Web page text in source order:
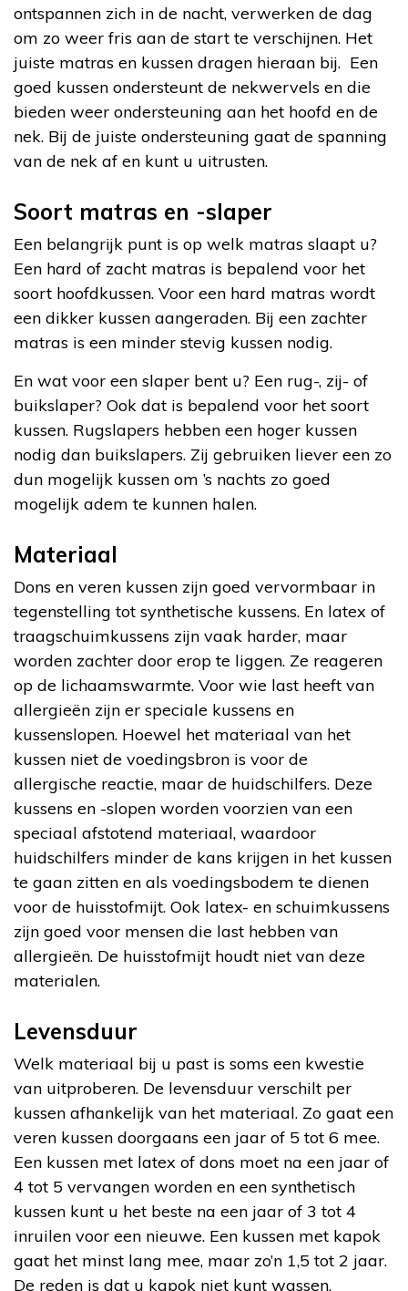
ontspannen zich in de nacht, verwerken de dag
om zo weer fris aan de start te verschijnen. Het
juiste matras en kussen dragen hieraan bij. Een
goed kussen ondersteunt de nekwervels en die
bieden weer ondersteuning aan het hoofd en de
nek. Bij de juiste ondersteuning gaat de spanning
van de nek af en kunt u uitrusten.
Soort matras en -slaper
Een belangrijk punt is op welk matras slaapt u?
Een hard of zacht matras is bepalend voor het
soort hoofdkussen. Voor een hard matras wordt
een dikker kussen aangeraden. Bij een zachter
matras is een minder stevig kussen nodig.
En wat voor een slaper bent u? Een rug-, zij- of
buikslaper? Ook dat is bepalend voor het soort
kussen. Rugslapers hebben een hoger kussen
nodig dan buikslapers. Zij gebruiken liever een zo
dun mogelijk kussen om ’s nachts zo goed
mogelijk adem te kunnen halen.
Materiaal
Dons en veren kussen zijn goed vervormbaar in
tegenstelling tot synthetische kussens. En latex of
traagschuimkussens zijn vaak harder, maar
worden zachter door erop te liggen. Ze reageren
op de lichaamswarmte. Voor wie last heeft van
allergieën zijn er speciale kussens en
kussenslopen. Hoewel het materiaal van het
kussen niet de voedingsbron is voor de
allergische reactie, maar de huidschilfers. Deze
kussens en -slopen worden voorzien van een
speciaal afstotend materiaal, waardoor
huidschilfers minder de kans krijgen in het kussen
te gaan zitten en als voedingsbodem te dienen
voor de huisstofmijt. Ook latex- en schuimkussens
zijn goed voor mensen die last hebben van
allergieën. De huisstofmijt houdt niet van deze
materialen.
Levensduur
Welk materiaal bij u past is soms een kwestie
van uitproberen. De levensduur verschilt per
kussen afhankelijk van het materiaal. Zo gaat een
veren kussen doorgaans een jaar of 5 tot 6 mee.
Een kussen met latex of dons moet na een jaar of
4 tot 5 vervangen worden en een synthetisch
kussen kunt u het beste na een jaar of 3 tot 4
inruilen voor een nieuwe. Een kussen met kapok
gaat het minst lang mee, maar zo’n 1,5 tot 2 jaar.
De reden is dat u kapok niet kunt wassen.